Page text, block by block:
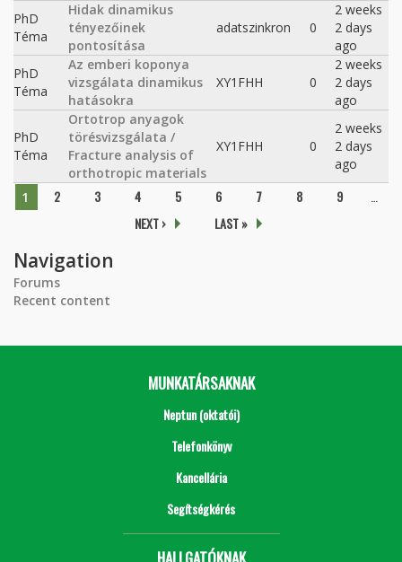
PhD
Téma
Hidak dinamikus
tényezőinek
pontosítása
adatszinkron 0
2 weeks
2 days
ago
PhD
Téma
Az emberi koponya
vizsgálata dinamikus
hatásokra
XY1FHH 0
2 weeks
2 days
ago
PhD
Téma
Ortotrop anyagok
törésvizsgálata /
Fracture analysis of
orthotropic materials
XY1FHH 0
2 weeks
2 days
ago
Pages
1 2 3 4 5 6 7 8 9
NEXT ›
LAST »
Navigation
Forums
Recent content
MUNKATÁRSAKNAK
Neptun (oktatói)
Telefonkönyv
Kancellária
Segítségkérés
HALLGATÓKNAK